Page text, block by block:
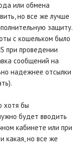
или обмена
но все же лучше
защиту.
с кошельком было
при проведении
сообщений на
надежнее отсылки
хотя бы
будет вводить
кабинете или при
какая, но все же